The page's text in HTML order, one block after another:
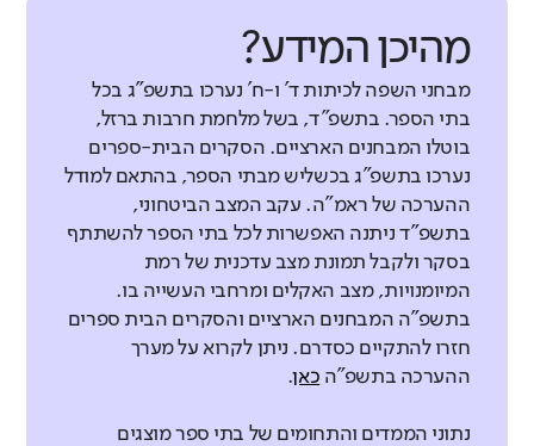
מהיכן המידע?
מבחני השפה לכיתות ד' ו-ח' נערכו בתשפ"ג בכל
בתי הספר. בתשפ"ד, בשל מלחמת חרבות ברזל,
בוטלו המבחנים הארציים. הסקרים הבית-ספרים
נערכו בתשפ"ג בכשליש מבתי הספר, בהתאם למודל
ההערכה של ראמ"ה. עקב המצב הביטחוני,
בתשפ"ד ניתנה האפשרות לכל בתי הספר להשתתף
בסקר ולקבל תמונת מצב עדכנית של רמת
המיומנויות, מצב האקלים ומרחבי העשייה בו.
בתשפ"ה המבחנים הארציים והסקרים הבית ספרים
חזרו להתקיים כסדרם. ניתן לקרוא על מערך
ההערכה בתשפ"ה כאן.
נתוני הממדים והתחומים של בתי ספר מוצגים